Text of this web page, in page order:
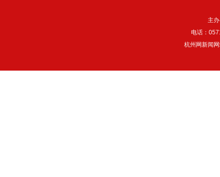
主
电话：
杭州网新闻